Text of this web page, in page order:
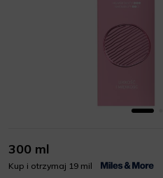
300 ml
Kup i otrzymaj 19 mil